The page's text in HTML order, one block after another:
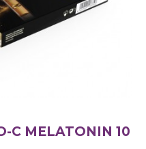
C MELATONIN 10